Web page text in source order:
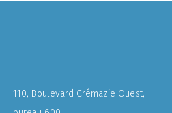
110, Boulevard Crémazie Ouest,